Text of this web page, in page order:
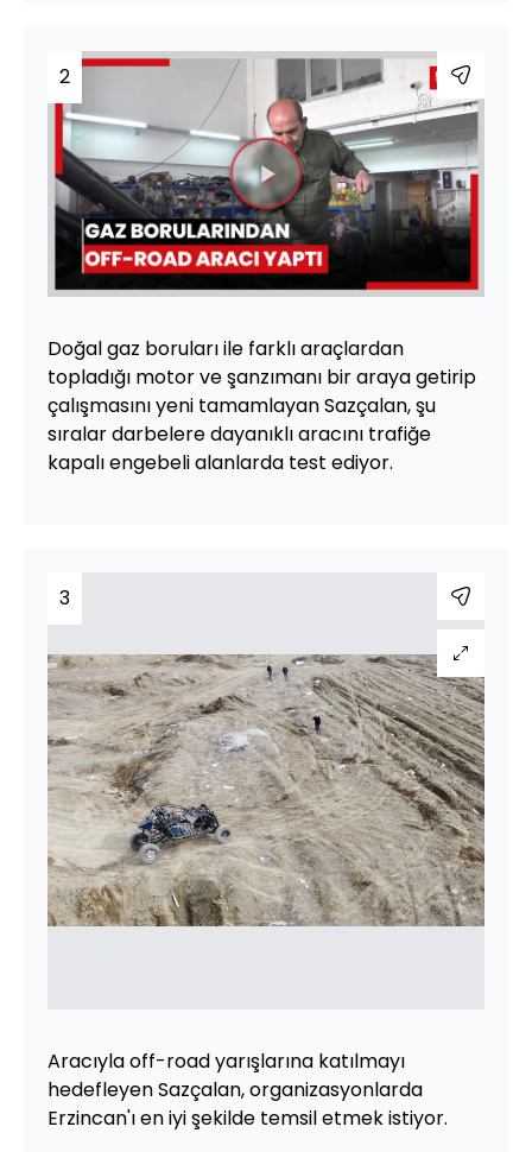
2
Videoyu
Oynat
Doğal gaz boruları ile farklı araçlardan
topladığı motor ve şanzımanı bir araya getirip
çalışmasını yeni tamamlayan Sazçalan, şu
sıralar darbelere dayanıklı aracını trafiğe
kapalı engebeli alanlarda test ediyor.
3
Aracıyla off-road yarışlarına katılmayı
hedefleyen Sazçalan, organizasyonlarda
Erzincan'ı en iyi şekilde temsil etmek istiyor.